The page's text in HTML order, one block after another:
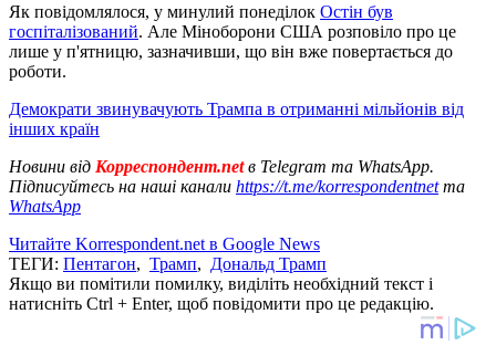
Як повідомлялося, у минулий понеділок Остін був
госпіталізований. Але Міноборони США розповіло про це
лише у п'ятницю, зазначивши, що він вже повертається до
роботи.
Демократи звинувачують Трампа в отриманні мільйонів від
інших країн
Новини від Корреспондент.netв Telegram та WhatsApp.
Підписуйтесь на наші канали https://t.me/korrespondentnetта
WhatsApp
Читайте Korrespondent.net в Google News
ТЕГИ: Пентагон, Трамп, Дональд Трамп
Якщо ви помітили помилку, виділіть необхідний текст і
натисніть Ctrl + Enter, щоб повідомити про це редакцію.